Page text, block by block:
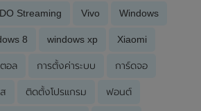
Streaming Vivo Windows
8 windows xp Xiaomi
อล การตั้งค่าระบบ การ์ดจอ
ติดตั้งโปรแกรม ฟอนต์